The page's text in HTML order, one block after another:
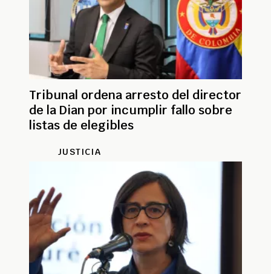
Tribunal ordena arresto del director
de la Dian por incumplir fallo sobre
listas de elegibles
JUSTICIA